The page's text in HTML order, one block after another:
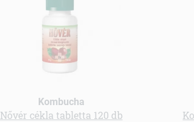
Kombucha
Nővér cékla tabletta 120 db